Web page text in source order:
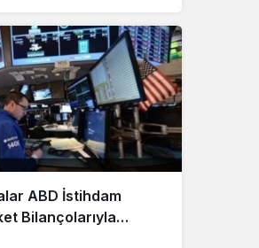
ABD İstihdam
Bilançolarıyla